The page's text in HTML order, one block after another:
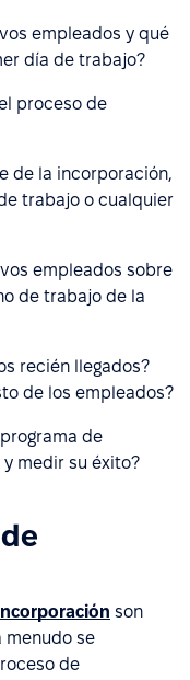
empleados y qué
día de trabajo?
proceso de
de la incorporación,
trabajo o cualquier
empleados sobre
de trabajo de la
recién llegados?
de los empleados?
de
medir su éxito?
son
menudo se
de